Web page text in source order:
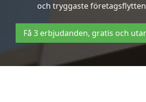
och tryggaste
Få 3 erbjudanden, gratis och